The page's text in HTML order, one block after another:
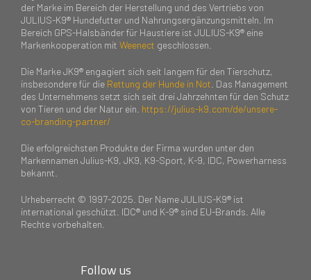
der Marke im Bereich der Herstellung und des Vertriebs von
JULIUS-K9® Hundefutter und Nahrungsergänzungsmitteln. Im
Bereich GPS-Halsbänder für Haustiere ist JULIUS-K9® eine
Markenkooperation mit Weenect geschlossen.
Die Marke JK9® engagiert sich seit langem für den Tierschutz,
insbesondere für die Rettung der Hunde in Not . Das Management
des Unternehmens setzt sich seit drei Jahrzehnten für den Schutz
von Tieren und der Natur ein. https://julius-k9.com/de/unsere-
co-branding-partner/
Die erfolgreichsten Produkte der Firma wurden unter den
Markennamen Julius-K9, JK9, K9-Sport, K-9, IDC, Powerharness
bekannt.
Urheberrecht © 1997-2025. Der Name JULIUS-K9® ist
international geschützt. IDC® und K-9® sind EU-Brands. Alle
Rechte vorbehalten.
Follow us